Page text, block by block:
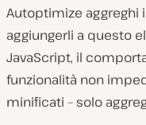
Autoptimize aggreghi
aggiungerli a questo
JavaScript, il
funzionalità non
minificati – solo